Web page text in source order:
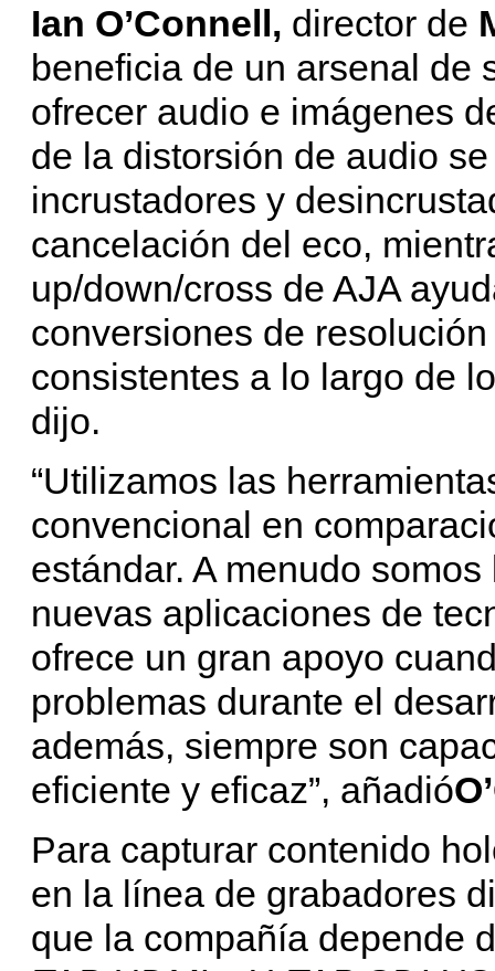
Ian O’Connell, director de
beneficia de un arsenal de
ofrecer audio e imágenes
de la distorsión de audio
incrustadores y
cancelación del eco,
up/down/cross de AJA
conversiones de
consistentes a lo largo de
dijo.
“Utilizamos las
convencional en
estándar. A menudo
nuevas aplicaciones de
ofrece un gran apoyo
problemas durante el
además, siempre son
eficiente y eficaz”, añadió
Para capturar contenido
en la línea de grabadores
que la compañía depende